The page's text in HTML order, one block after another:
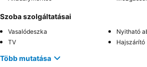
Szoba szolgáltatásai
Vasalódeszka
Nyitható
TV
Hajszárító
Több mutatása